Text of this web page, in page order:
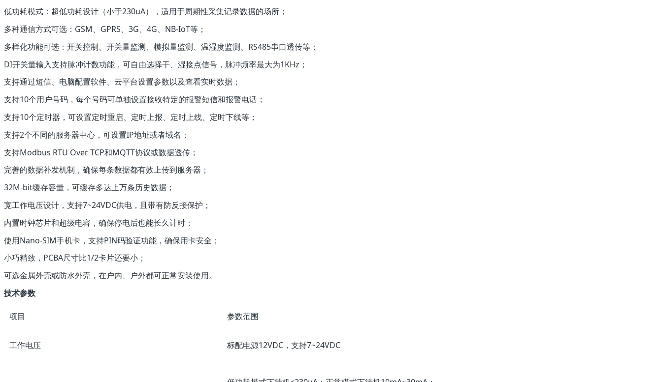
低功耗模式：超低功耗设计（小于230uA），适用于周期性采集记录数据的场所；
多种通信方式可选：GSM、GPRS、3G、4G、NB-IoT等；
多样化功能可选：开关控制、开关量监测、模拟量监测、温湿度监测、RS485串口透传等；
DI开关量输入支持脉冲计数功能，可自由选择干、湿接点信号，脉冲频率最大为1KHz；
支持通过短信、电脑配置软件、云平台设置参数以及查看实时数据；
支持10个用户号码，每个号码可单独设置接收特定的报警短信和报警电话；
支持10个定时器，可设置定时重启、定时上报、定时上线、定时下线等；
支持2个不同的服务器中心，可设置IP地址或者域名；
支持Modbus RTU Over TCP和MQTT协议或数据透传；
完善的数据补发机制，确保每条数据都有效上传到服务器；
32M-bit缓存容量，可缓存多达上万条历史数据；
宽工作电压设计，支持7~24VDC供电，且带有防反接保护；
内置时钟芯片和超级电容，确保停电后也能长久计时；
使用Nano-SIM手机卡，支持PIN码验证功能，确保用卡安全；
小巧精致，PCBA尺寸比1/2卡片还要小；
可选金属外壳或防水外壳，在户内、户外都可正常安装使用。
技术参数
项目 参数范围
工作电压 标配电源12VDC，支持7~24VDC